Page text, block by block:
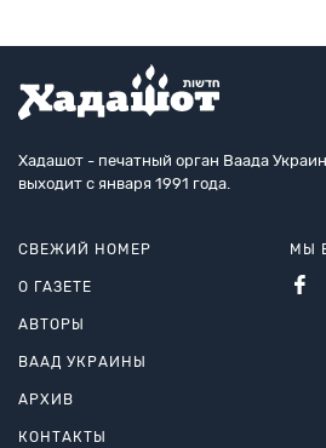
Хадашот - печатный орган Ваада
выходит с января 1991 года.
СВЕЖИЙ НОМЕР
О ГАЗЕТЕ
АВТОРЫ
ВААД УКРАИНЫ
АРХИВ
КОНТАКТЫ
МЫ